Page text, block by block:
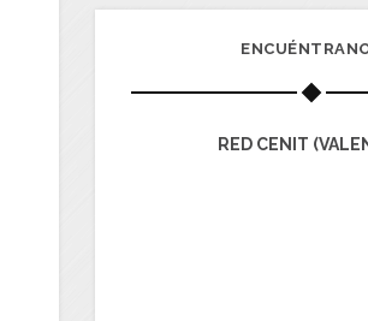
RED CENIT